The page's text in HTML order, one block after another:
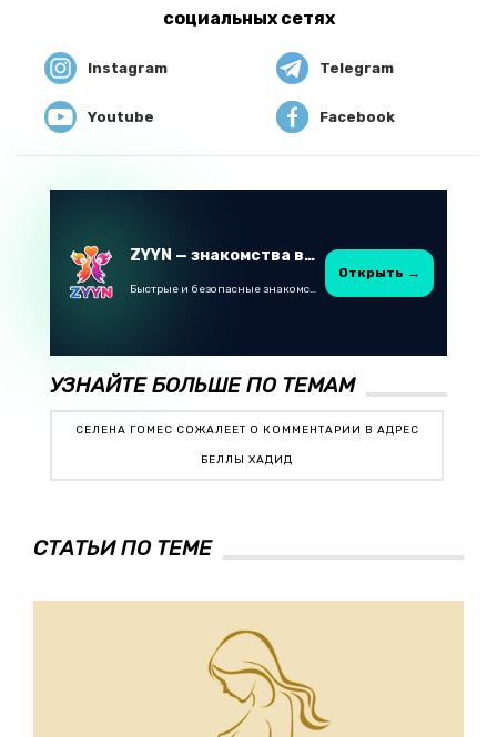
социальных сетях
Instagram Telegram
Youtube Facebook
ZYYN — знакомства в Казахстане
Быстрые и безопасные знакомства в Telegram
Открыть →
УЗНАЙТЕ БОЛЬШЕ ПО ТЕМАМ
СЕЛЕНА ГОМЕС СОЖАЛЕЕТ О КОММЕНТАРИИ В АДРЕС
БЕЛЛЫ ХАДИД
СТАТЬИ ПО ТЕМЕ